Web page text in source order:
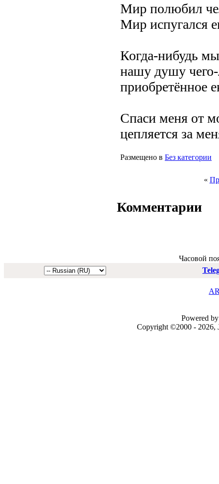
Мир полюбил
Мир испугался
Когда-нибудь
нашу душу
приобретённое
Спаси меня от
цепляется за
Размещено в Без категории
«
Комментарии
Часовой
Powered
Copyright ©2000 - 2026,